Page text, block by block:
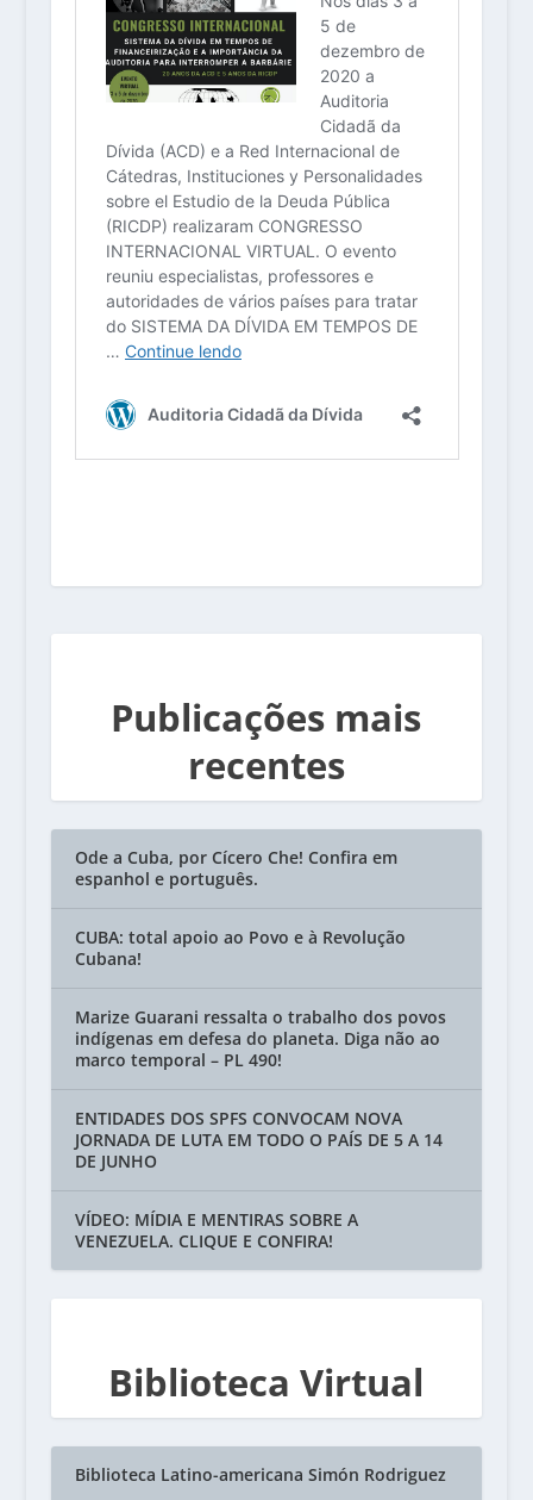
Publicações mais
recentes
Ode a Cuba, por Cícero Che! Confira em
espanhol e português.
CUBA: total apoio ao Povo e à Revolução
Cubana!
Marize Guarani ressalta o trabalho dos povos
indígenas em defesa do planeta. Diga não ao
marco temporal – PL 490!
ENTIDADES DOS SPFS CONVOCAM NOVA
JORNADA DE LUTA EM TODO O PAÍS DE 5 A 14
DE JUNHO
VÍDEO: MÍDIA E MENTIRAS SOBRE A
VENEZUELA. CLIQUE E CONFIRA!
Biblioteca Virtual
Biblioteca Latino-americana Simón Rodriguez